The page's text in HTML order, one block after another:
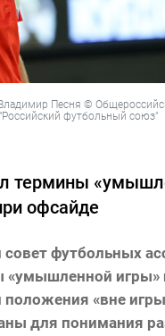
Песня ©
футбольный союз"
термины
офсайде
футбольных
«умышленной игры»
«вне
для понимания